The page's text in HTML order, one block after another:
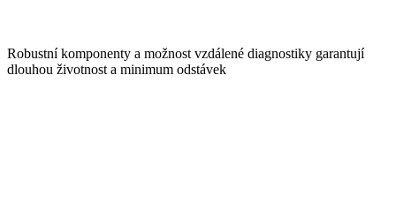
Robustní komponenty a možnost vzdálené diagnostiky garantují
dlouhou životnost a minimum odstávek